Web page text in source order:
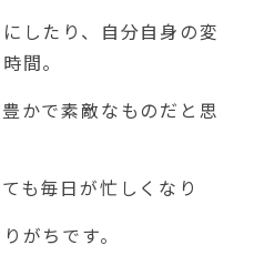
したり、自分自身の変
間。
かで素敵なものだと思
も毎日が忙しくなり
がちです。